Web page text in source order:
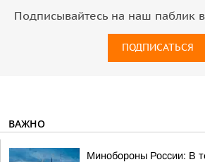
Подписывайтесь на наш паблик
ПОДПИСАТЬСЯ
ВАЖНО
Минобороны России: В